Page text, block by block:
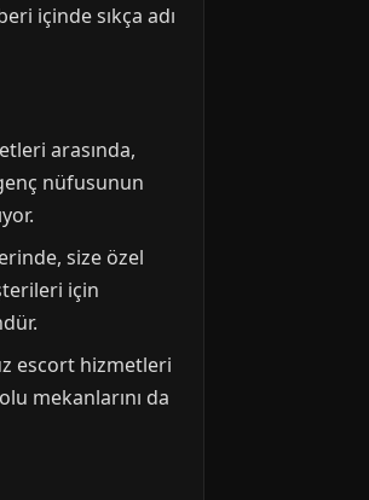
içinde sıkça adı
arasında,
nüfusunun
size özel
için
escort hizmetleri
mekanlarını da